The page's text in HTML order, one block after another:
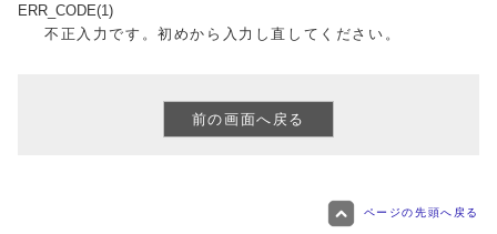
ERR_CODE(1)
不正入力です。初めから入力し直してください。
ページの先頭へ戻る